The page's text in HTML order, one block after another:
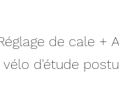
de cale +
d'étude